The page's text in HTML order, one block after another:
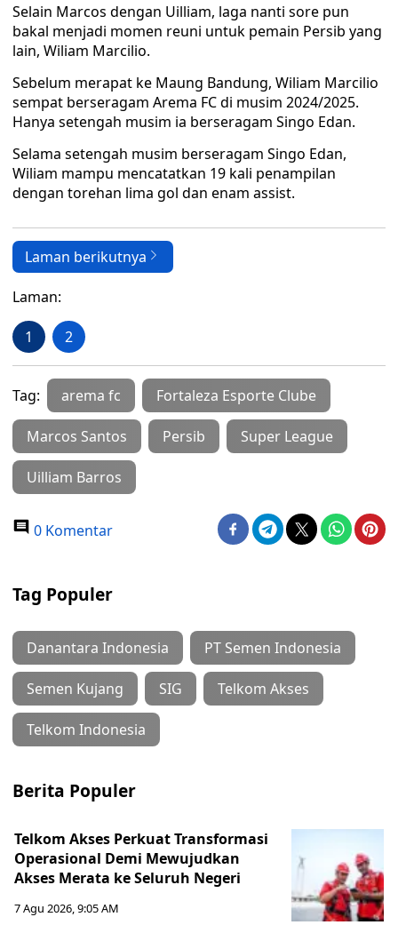
Selain Marcos dengan Uilliam, laga nanti sore pun
bakal menjadi momen reuni untuk pemain Persib yang
lain, Wiliam Marcilio.
Sebelum merapat ke Maung Bandung, Wiliam Marcilio
sempat berseragam Arema FC di musim 2024/2025.
Hanya setengah musim ia berseragam Singo Edan.
Selama setengah musim berseragam Singo Edan,
Wiliam mampu mencatatkan 19 kali penampilan
dengan torehan lima gol dan enam assist.
Laman berikutnya
Laman:
1 2
Tag: arema fc Fortaleza Esporte Clube
Marcos Santos Persib Super League
Uilliam Barros
0 Komentar
Tag Populer
Danantara Indonesia PT Semen Indonesia
Semen Kujang SIG Telkom Akses
Telkom Indonesia
Berita Populer
Telkom Akses Perkuat Transformasi
Operasional Demi Mewujudkan
Akses Merata ke Seluruh Negeri
7 Agu 2026, 9:05 AM